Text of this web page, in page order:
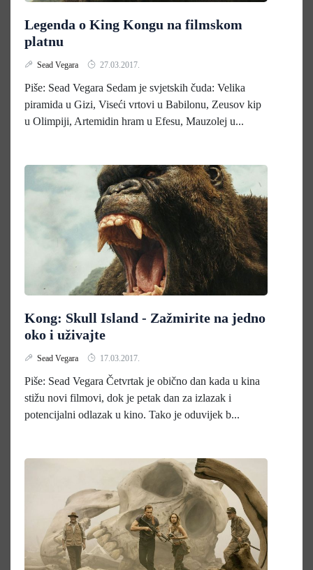
Legenda o King Kongu na filmskom
platnu
Sead Vegara 27.03.2017.
Piše: Sead Vegara Sedam je svjetskih čuda: Velika
piramida u Gizi, Viseći vrtovi u Babilonu, Zeusov kip
u Olimpiji, Artemidin hram u Efesu, Mauzolej u...
Kong: Skull Island - Zažmirite na jedno
oko i uživajte
Sead Vegara 17.03.2017.
Piše: Sead Vegara Četvrtak je obično dan kada u kina
stižu novi filmovi, dok je petak dan za izlazak i
potencijalni odlazak u kino. Tako je oduvijek b...